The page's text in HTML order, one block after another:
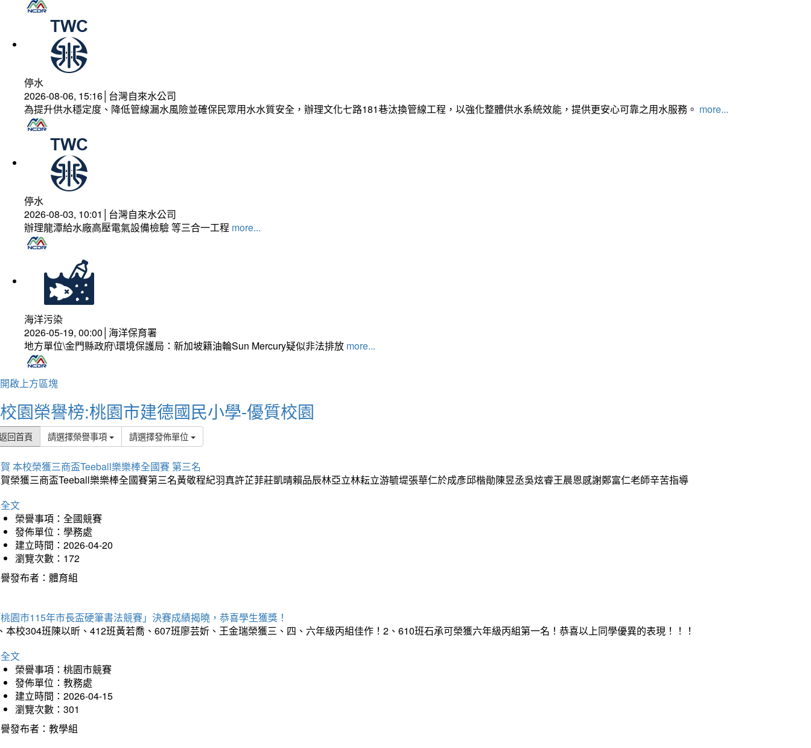
停水
2026-08-06, 15:16│台灣自來水公司
為提升供水穩定度、降低管線漏水風險並確保民眾用水水質安全，辦理文化七路181巷汰換管線工程，以強化整體供水系統效能，提供更安心可靠之用水服務。 more...
停水
2026-08-03, 10:01│台灣自來水公司
辦理龍潭給水廠高壓電氣設備檢驗 等三合一工程 more...
海洋污染
2026-05-19, 00:00│海洋保育署
地方單位\金門縣政府\環境保護局：新加坡籍油輪Sun Mercury疑似非法排放 more...
開啟上方區塊
校園榮譽榜:桃園市建德國民小學-優質校園
回首頁 請選擇榮譽事項 請選擇發佈單位
本校榮獲三商盃Teeball樂樂棒全國賽 第三名
榮獲三商盃Teeball樂樂棒全國賽第三名黃敬程紀羽真許芷菲莊凱晴賴品辰林亞立林耘立游毓堤張華仁於成彥邱楷勛陳昱丞吳炫睿王晨恩感謝鄭富仁老師辛苦指導
文
榮譽事項：全國競賽
發佈單位：學務處
建立時間：2026-04-20
瀏覽次數：172
發布者：體育組
園市115年市長盃硬筆書法競賽」決賽成績揭曉，恭喜學生獲獎！
本校304班陳以昕、412班黃若喬、607班廖芸妡、王金瑞榮獲三、四、六年級丙組佳作！2、610班石承可榮獲六年級丙組第一名！恭喜以上同學優異的表現！！！
文
榮譽事項：桃園市競賽
發佈單位：教務處
建立時間：2026-04-15
瀏覽次數：301
發布者：教學組